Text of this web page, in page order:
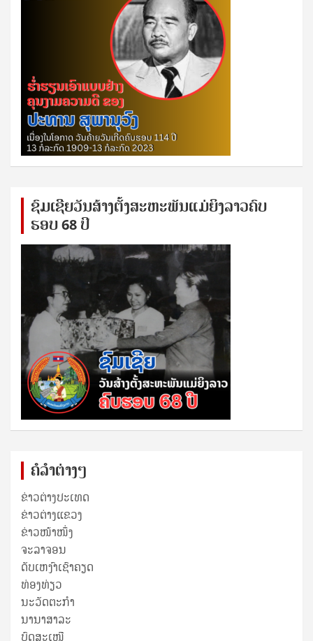
ຊົ​ມ​ເຊີຍ​ວັນ​ສ້າງ​ຕັ້ງ​ສະ​ຫະ​ພັນ​ແມ່​ຍິງ​​ລາວຄົບ​
ຮອບ 68 ປິ
ຄໍລຳຕ່າງໆ
ຂ່າວຕ່າງປະເທດ
ຂ່າວ​ຕ່າງ​ແຂວງ
ຂ່າວໜ້າໜຶ່ງ
ຈະລາຈອນ
ດັບເຫງົາເຊົາຄຽດ
ທ່ອງທ່ຽວ
ນະວັດຕະກໍາ
ນານາສາລະ
ບົດສະເໜີ